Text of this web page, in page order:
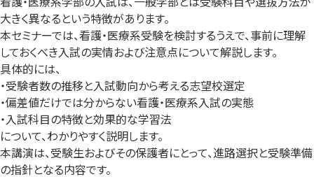
大きく異なるという特徴があります。
本セミナーでは、看護・医療系受験を検討するうえで、事前に理解
しておくべき入試の実情および注意点について解説します。
具体的には、
・受験者数の推移と入試動向から考える志望校選定
・偏差値だけでは分からない看護・医療系入試の実態
・入試科目の特徴と効果的な学習法
について、わかりやすく説明します。
本講演は、受験生およびその保護者にとって、進路選択と受験準備
の指針となる内容です。